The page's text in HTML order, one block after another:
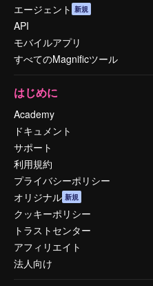
エージェント 新規
API
モバイルアプリ
すべてのMagnificツール
はじめに
Academy
ドキュメント
サポート
利用規約
プライバシーポリシー
オリジナル 新規
クッキーポリシー
トラストセンター
アフィリエイト
法人向け